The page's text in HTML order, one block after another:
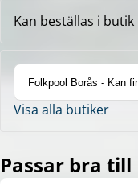
Kan beställas i butik
Visa alla butiker
Passar bra till